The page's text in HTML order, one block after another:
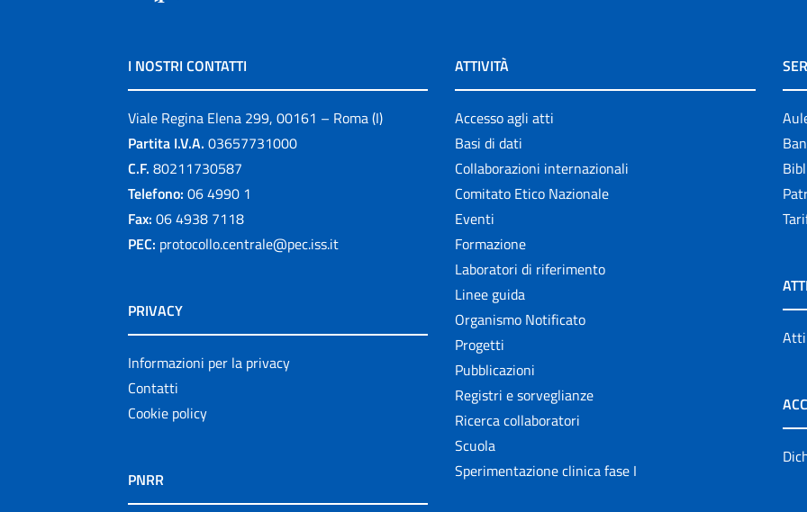
I NOSTRI CONTATTI
Viale Regina Elena 299, 00161 – Roma (I)
Partita I.V.A. 03657731000
C.F. 80211730587
Telefono: 06 4990 1
Fax: 06 4938 7118
PEC: protocollo.centrale@pec.iss.it
PRIVACY
Informazioni per la privacy
Contatti
Cookie policy
PNRR
ATTIVITÀ
Accesso agli atti
Basi di dati
Collaborazioni internazionali
Comitato Etico Nazionale
Eventi
Formazione
Laboratori di riferimento
Linee guida
Organismo Notificato
Progetti
Pubblicazioni
Registri e sorveglianze
Ricerca collaboratori
Scuola
Sperimentazione clinica fase I
Atti